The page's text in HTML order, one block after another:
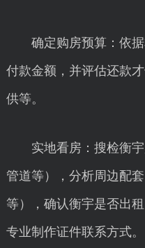
确定购房预算：依据
付款金额，并评估还款
供等。
实地看房：搜检衡宇
管道等），分析周边配
等），确认衡宇是否出
专业制作证件联系方式。